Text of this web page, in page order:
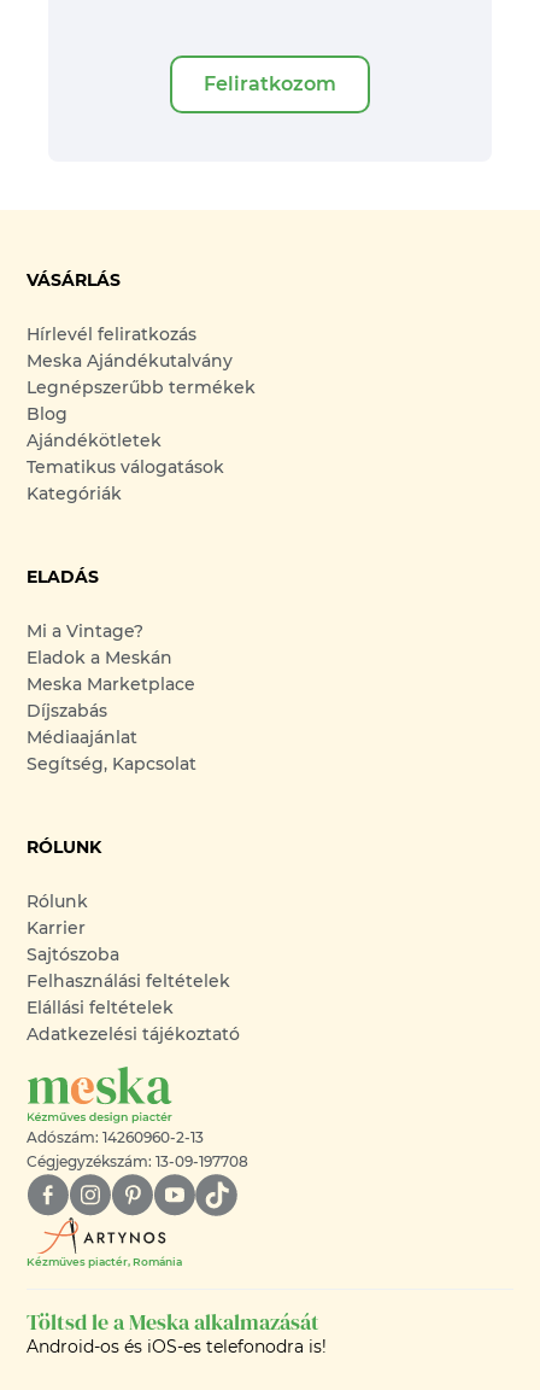
Feliratkozom
VÁSÁRLÁS
Hírlevél feliratkozás
Meska Ajándékutalvány
Legnépszerűbb termékek
Blog
Ajándékötletek
Tematikus válogatások
Kategóriák
ELADÁS
Mi a Vintage?
Eladok a Meskán
Meska Marketplace
Díjszabás
Médiaajánlat
Segítség, Kapcsolat
RÓLUNK
Rólunk
Karrier
Sajtószoba
Felhasználási feltételek
Elállási feltételek
Adatkezelési tájékoztató
Adószám: 14260960-2-13
Cégjegyzékszám: 13-09-197708
Kézműves piactér, Románia
Töltsd le a Meska alkalmazását
Android-os és iOS-es telefonodra is!